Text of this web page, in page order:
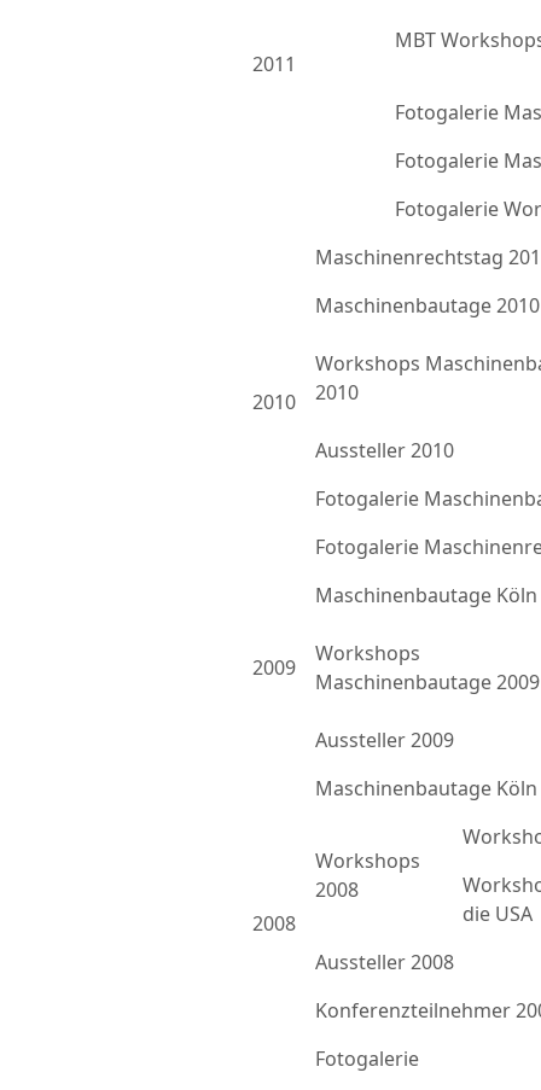
2011
MBT
Fotogalerie
Fotogalerie
Fotogalerie
2010
Maschinenrechtstag
Maschinenbautage 2010
Workshops
2010
Aussteller 2010
Fotogalerie
Fotogalerie
2009
Maschinenbautage Köln
Workshops
Maschinenbautage 2009
Aussteller 2009
2008
Maschinenbautage Köln
Workshops
2008
die USA
Aussteller 2008
Konferenzteilnehmer
Fotogalerie